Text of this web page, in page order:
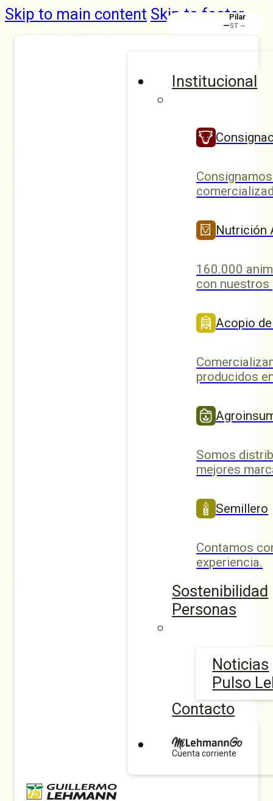
Skip to main content Skip to footer
Institucional
Nutrición
160.000
con
Acopio
producidos
Somos
mejores
Semillero
Contamos
experiencia.
Sostenibilidad
Personas
Noticias
Pulso
Contacto
Rafaela
Cuenta corriente